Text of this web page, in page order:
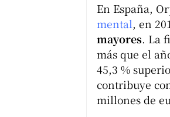
En España,
mental, en
mayores. La
más que el
45,3 %
contribuye
millones de